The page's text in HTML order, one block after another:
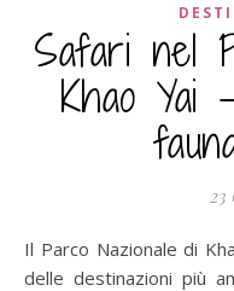
Safari nel
Khao Yai
23
Il Parco Nazionale di Khao Yai, situato in Thailandia, è una
delle destinazioni più